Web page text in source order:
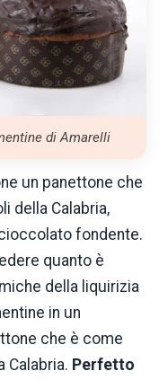
di Amarelli
un panettone che
della Calabria,
fondente.
quanto è
della liquirizia
in un
che è come
Calabria. Perfetto